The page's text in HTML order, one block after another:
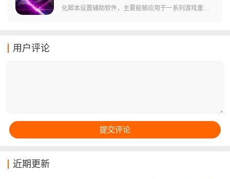
化脚本设置辅助软件，主要能够应用于一系列游戏重复
用户评论
近期更新